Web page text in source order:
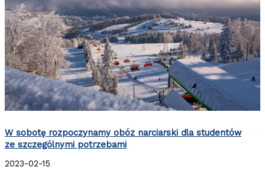
W sobotę rozpoczynamy obóz narciarski dla studentów
ze szczególnymi potrzebami
2023-02-15